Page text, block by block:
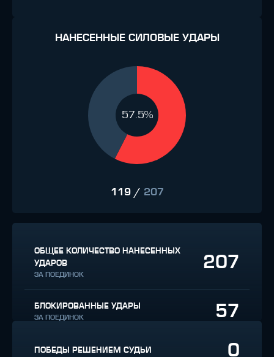
НАНЕСЕННЫЕ СИЛОВЫЕ УДАРЫ
57.5%
119/ 207
ОБЩЕЕ КОЛИЧЕСТВО НАНЕСЕННЫХ
УДАРОВ
ЗА ПОЕДИНОК
207
БЛОКИРОВАННЫЕ УДАРЫ
ЗА ПОЕДИНОК 57
ПОБЕДЫ РЕШЕНИЕМ СУДЬИ 0